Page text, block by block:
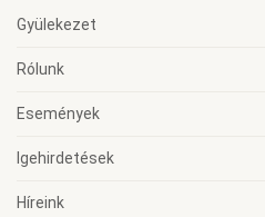
Gyülekezet
Rólunk
Események
Igehirdetések
Híreink